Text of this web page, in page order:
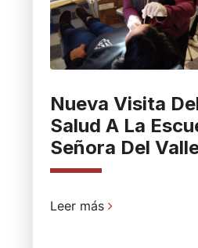
Nueva Visita
Salud A La
Señora Del
Leer más